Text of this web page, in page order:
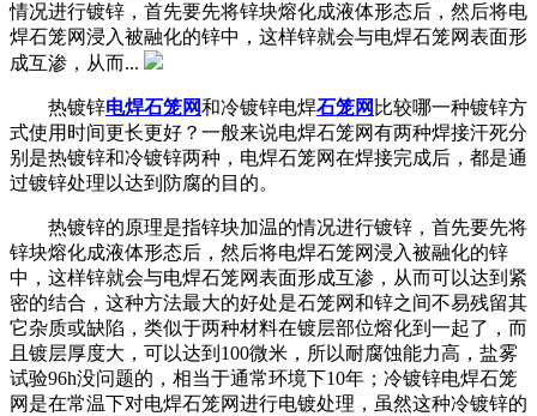
情况进行镀锌，首先要先将锌块熔化成液体形态后，然后将电
焊石笼网浸入被融化的锌中，这样锌就会与电焊石笼网表面形
成互渗，从而...
热镀锌电焊石笼网和冷镀锌电焊石笼网 比较哪一种镀锌方
式使用时间更长更好？一般来说电焊石笼网有两种焊接汗死分
别是热镀锌和冷镀锌两种，电焊石笼网在焊接完成后，都是通
过镀锌处理以达到防腐的目的。
热镀锌的原理是指锌块加温的情况进行镀锌，首先要先将
锌块熔化成液体形态后，然后将电焊石笼网浸入被融化的锌
中，这样锌就会与电焊石笼网表面形成互渗，从而可以达到紧
密的结合，这种方法最大的好处是石笼网和锌之间不易残留其
它杂质或缺陷，类似于两种材料在镀层部位熔化到一起了，而
且镀层厚度大，可以达到100微米，所以耐腐蚀能力高，盐雾
试验96h没问题的，相当于通常环境下10年；冷镀锌电焊石笼
网是在常温下对电焊石笼网进行电镀处理，虽然这种冷镀锌的